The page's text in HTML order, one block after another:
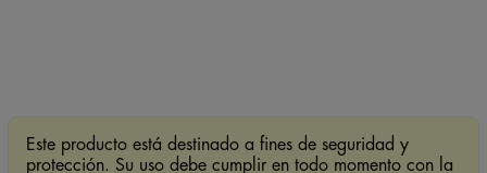
Este producto está destinado a fines de seguridad y
protección. Su uso debe cumplir en todo momento con la